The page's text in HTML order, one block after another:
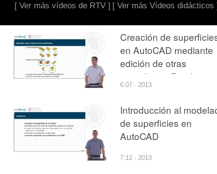
[ Ver más vídeos de RTV ] [ Ver más Vídeos didácticos
Creación de
en AutoCAD mediante
edición de otras
superficies: Fusión,
parche y defase
6:07 · 2013
Introducción al
de superficies en
AutoCAD
7:12 · 2013